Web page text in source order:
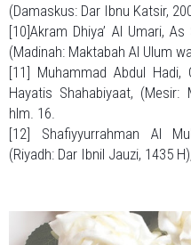
(Damaskus: Dar Ibnu Katsir,
[10]Akram Dhiya’ Al Umari,
(Madinah: Maktabah Al Ulum
[11] Muhammad Abdul
Hayatis Shahabiyaat, (Mesir:
hlm. 16.
[12] Shafiyyurrahman Al
(Riyadh: Dar Ibnil Jauzi, 1435